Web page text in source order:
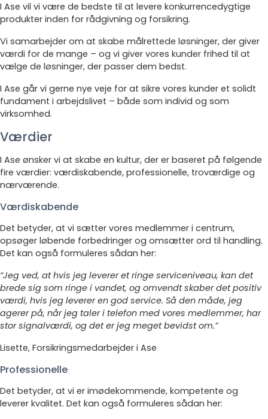
I Ase vil vi være de bedste til at levere konkurrencedygtige
produkter inden for rådgivning og forsikring.
Vi samarbejder om at skabe målrettede løsninger, der giver
værdi for de mange – og vi giver vores kunder frihed til at
vælge de løsninger, der passer dem bedst.
I Ase går vi gerne nye veje for at sikre vores kunder et solidt
fundament i arbejdslivet – både som individ og som
virksomhed.
Værdier
I Ase ønsker vi at skabe en kultur, der er baseret på følgende
fire værdier: værdiskabende, professionelle, troværdige og
nærværende.
Værdiskabende
Det betyder, at vi sætter vores medlemmer i centrum,
opsøger løbende forbedringer og omsætter ord til handling.
Det kan også formuleres sådan her:
“Jeg ved, at hvis jeg leverer et ringe serviceniveau, kan det
brede sig som ringe i vandet, og omvendt skaber det positiv
værdi, hvis jeg leverer en god service. Så den måde, jeg
agerer på, når jeg taler i telefon med vores medlemmer, har
stor signalværdi, og det er jeg meget bevidst om.”
Lisette, Forsikringsmedarbejder i Ase
Professionelle
Det betyder, at vi er imødekommende, kompetente og
leverer kvalitet. Det kan også formuleres sådan her: